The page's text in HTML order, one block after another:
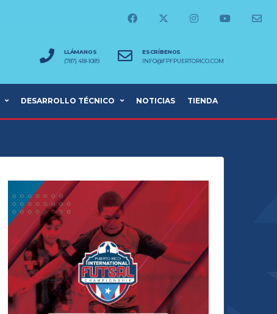
LLÁMANOS
(787) 418-1089
ESCRÍBENOS
INFO@FPFPUERTORICO.COM
DESARROLLO TÉCNICO NOTICIAS TIENDA